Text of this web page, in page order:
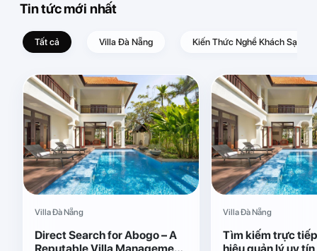
Tin tức mới nhất
Tất cả Villa Đà Nẵng Kiến Thức Nghề Khách Sạn –
Villa Đà Nẵng
Direct Search for Abogo – A
Villa Đà Nẵng
Tìm kiếm trực